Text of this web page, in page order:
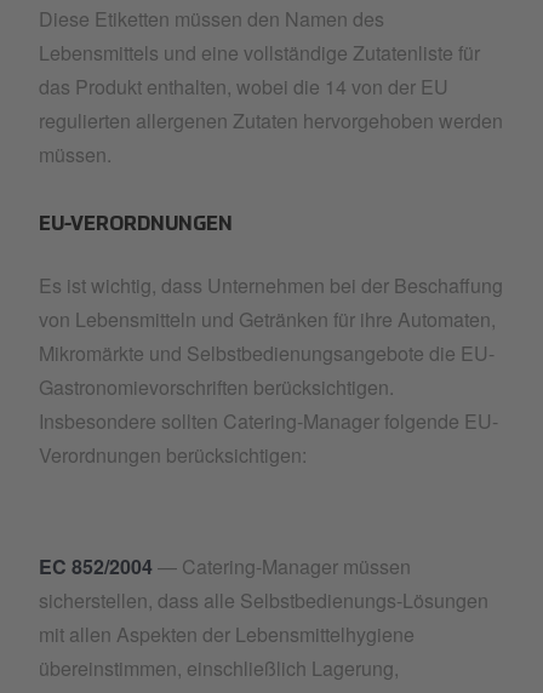
Diese Etiketten müssen den Namen des
Lebensmittels und eine vollständige Zutatenliste für
das Produkt enthalten, wobei die 14 von der EU
regulierten allergenen Zutaten hervorgehoben werden
müssen.
EU-VERORDNUNGEN
Es ist wichtig, dass Unternehmen bei der Beschaffung
von Lebensmitteln und Getränken für ihre Automaten,
Mikromärkte und Selbstbedienungsangebote die EU-
Gastronomievorschriften berücksichtigen.
Insbesondere sollten Catering-Manager folgende EU-
Verordnungen berücksichtigen:
EC 852/2004— Catering-Manager müssen
sicherstellen, dass alle Selbstbedienungs-Lösungen
mit allen Aspekten der Lebensmittelhygiene
übereinstimmen, einschließlich Lagerung,